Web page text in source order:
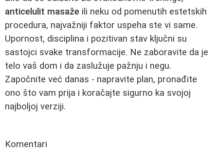
anticelulit masaže ili neku od pomenutih estetskih
procedura, najvažniji faktor uspeha ste vi same.
Upornost, disciplina i pozitivan stav ključni su
sastojci svake transformacije. Ne zaboravite da je
telo vaš dom i da zaslužuje pažnju i negu.
Započnite već danas - napravite plan, pronađite
ono što vam prija i koračajte sigurno ka svojoj
najboljoj verziji.
Komentari